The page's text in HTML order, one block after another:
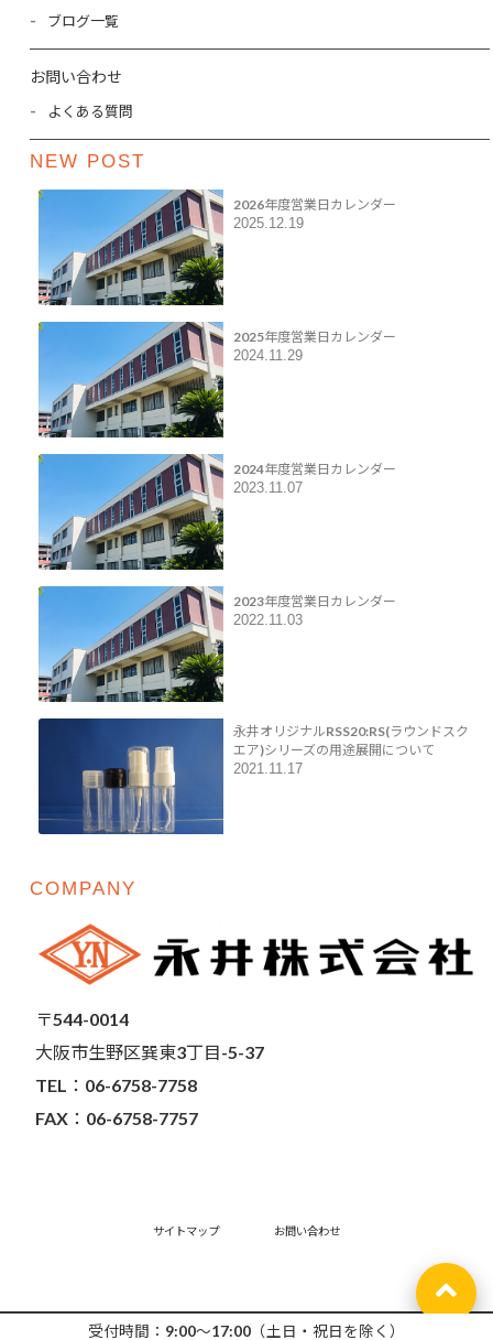
受付時間：9:00～17:00（土日・祝日を除く）
ブログ一覧
お問い合わせ
よくある質問
NEW POST
2026年度営業日カレンダー
2025.12.19
2025年度営業日カレンダー
2024.11.29
2024年度営業日カレンダー
2023.11.07
2023年度営業日カレンダー
2022.11.03
永井オリジナルRSS20:RS(ラウンドスク
エア)シリーズの用途展開について
2021.11.17
COMPANY
〒544-0014
大阪市生野区巽東3丁目-5-37
TEL：06-6758-7758
FAX：06-6758-7757
サイトマップ お問い合わせ
Copyright©